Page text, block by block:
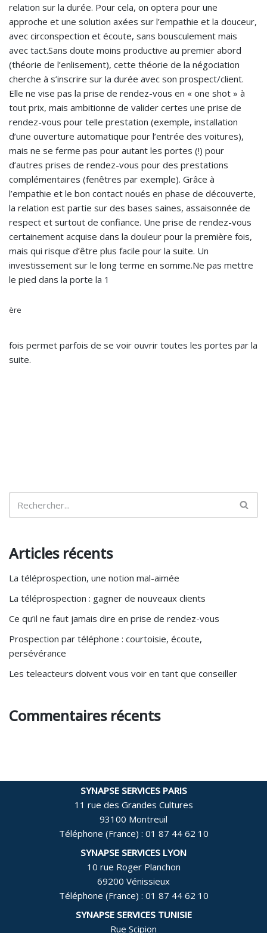
relation sur la durée. Pour cela, on optera pour une
approche et une solution axées sur l’empathie et la douceur,
avec circonspection et écoute, sans bousculement mais
avec tact.Sans doute moins productive au premier abord
(théorie de l’enlisement), cette théorie de la négociation
cherche à s’inscrire sur la durée avec son prospect/client.
Elle ne vise pas la prise de rendez-vous en « one shot » à
tout prix, mais ambitionne de valider certes une prise de
rendez-vous pour telle prestation (exemple, installation
d’une ouverture automatique pour l’entrée des voitures),
mais ne se ferme pas pour autant les portes (!) pour
d’autres prises de rendez-vous pour des prestations
complémentaires (fenêtres par exemple). Grâce à
l’empathie et le bon contact noués en phase de découverte,
la relation est partie sur des bases saines, assaisonnée de
respect et surtout de confiance. Une prise de rendez-vous
certainement acquise dans la douleur pour la première fois,
mais qui risque d’être plus facile pour la suite. Un
investissement sur le long terme en somme.Ne pas mettre
le pied dans la porte la 1
ère
fois permet parfois de se voir ouvrir toutes les portes par la
suite.
Articles récents
La téléprospection, une notion mal-aimée
La téléprospection : gagner de nouveaux clients
Ce qu’il ne faut jamais dire en prise de rendez-vous
Prospection par téléphone : courtoisie, écoute,
persévérance
Les teleacteurs doivent vous voir en tant que conseiller
Commentaires récents
SYNAPSE SERVICES PARIS
11 rue des Grandes Cultures
93100 Montreuil
Téléphone (France) : 01 87 44 62 10
SYNAPSE SERVICES LYON
10 rue Roger Planchon
69200 Vénissieux
Téléphone (France) : 01 87 44 62 10
SYNAPSE SERVICES TUNISIE
Rue Scipion